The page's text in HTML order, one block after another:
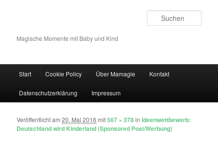
Magische Momente mit Baby und Kind
Zum Inhalt wechseln
Zum sekundären Inhalt wechseln
Start Cookie Policy Über Mamagie Kontakt
Datenschutzerklärung Impressum
Bilder-Navigation
Veröffentlicht am20. Mai 2016 mit567 × 378inIdeenwettbewerb:
Deutschland wird Kinderland (Sponsored Post/Werbung)